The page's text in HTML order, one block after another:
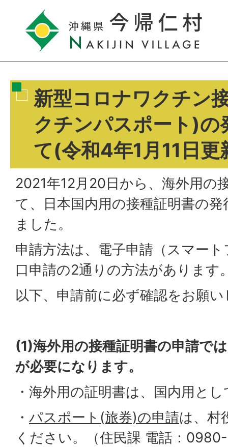
新型コロナワクチン
クチンパスポート)の
て(令和4年1月11日更
2021年12月20日から、海外用の
て、日本国内用の接種証明書の
ました。
申請方法は、電子申請（スマー
口申請の2通りの方法があります
以下、申請前に必ず確認をお願
(1)海外用の接種証明書の申請で
が必要になります。
・海外用の証明書は、国内用と
・ パスポート(旅券)の申請は、村
ください。（住民課 電話：